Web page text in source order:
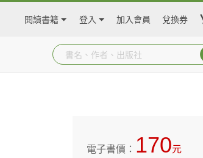
閱讀書籍 登入 加入會員 兌換券
電子書價： 170元